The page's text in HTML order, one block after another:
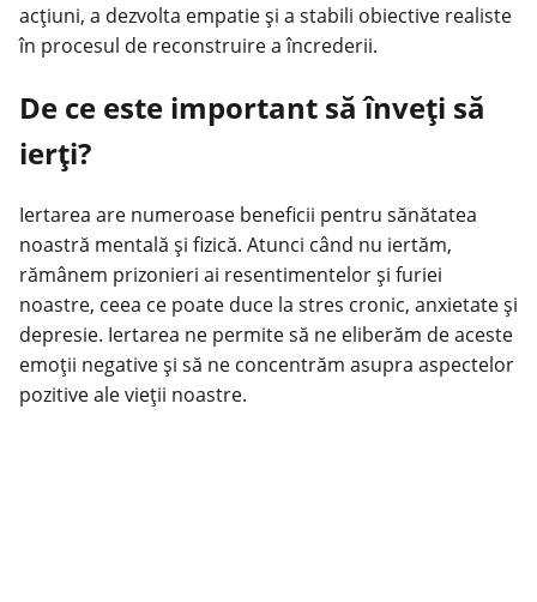
acțiuni, a dezvolta empatie și a stabili obiective realiste
în procesul de reconstruire a încrederii.
De ce este important să înveți să
ierți?
Iertarea are numeroase beneficii pentru sănătatea
noastră mentală și fizică. Atunci când nu iertăm,
rămânem prizonieri ai resentimentelor și furiei
noastre, ceea ce poate duce la stres cronic, anxietate și
depresie. Iertarea ne permite să ne eliberăm de aceste
emoții negative și să ne concentrăm asupra aspectelor
pozitive ale vieții noastre.